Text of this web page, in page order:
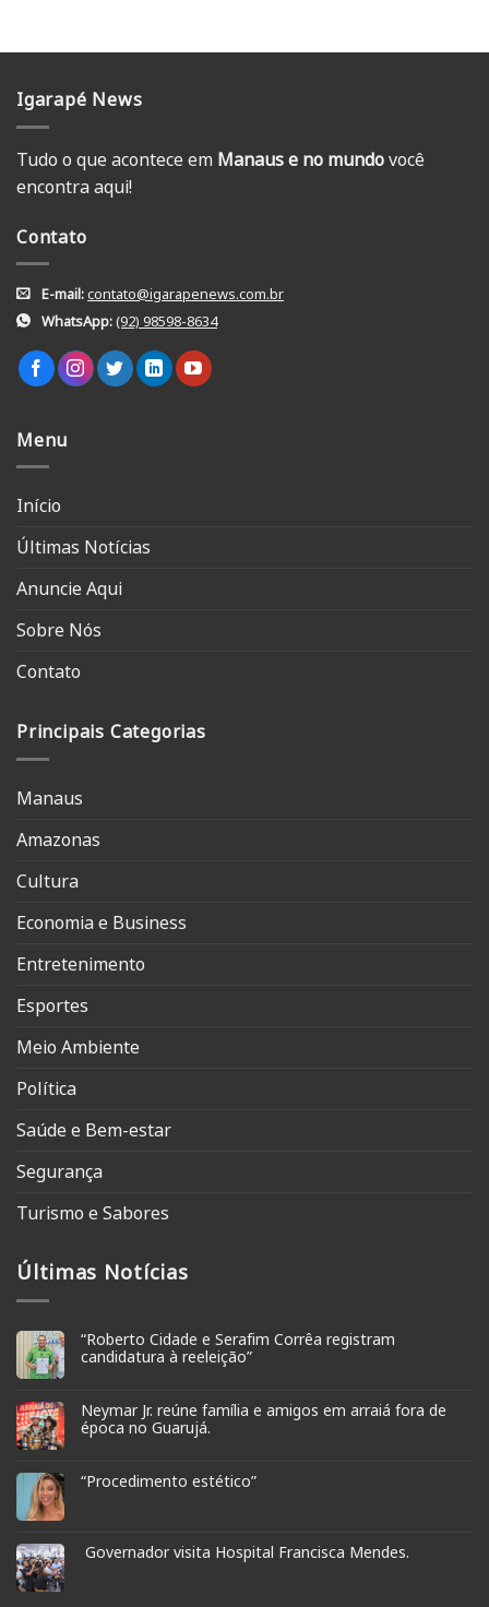
Igarapé News
Tudo o que acontece em Manaus e no mundovocê
encontra aqui!
Contato
E-mail:contato@igarapenews.com.br
WhatsApp:(92) 98598-8634
Menu
Início
Últimas Notícias
Anuncie Aqui
Sobre Nós
Contato
Principais Categorias
Manaus
Amazonas
Cultura
Economia e Business
Entretenimento
Esportes
Meio Ambiente
Política
Saúde e Bem-estar
Segurança
Turismo e Sabores
Últimas Notícias
“Roberto Cidade e Serafim Corrêa registram
candidatura à reeleição”
Neymar Jr. reúne família e amigos em arraiá fora de
época no Guarujá.
“Procedimento estético”
Governador visita Hospital Francisca Mendes.